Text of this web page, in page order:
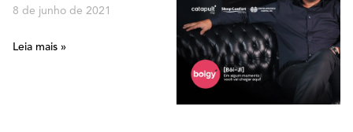
8 de junho de 2021
Leia mais »